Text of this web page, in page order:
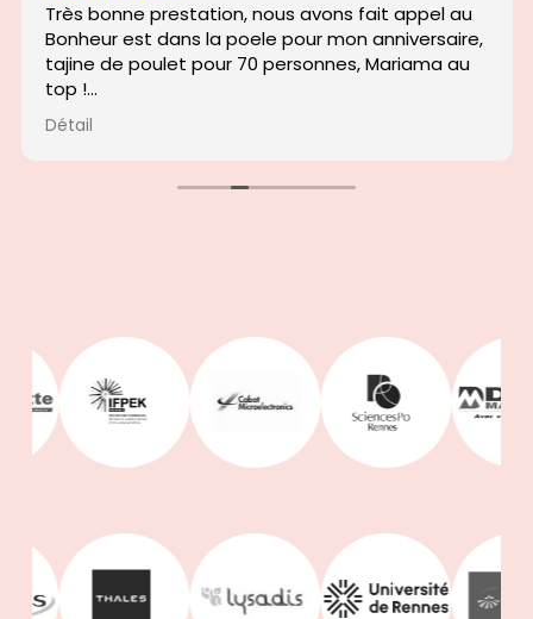
Très bonne prestation, nous avons fait appel au
Bonheur est dans la poele pour mon anniversaire,
tajine de poulet pour 70 personnes, Mariama au
top !
Sourire, cuisine
Tres bon plat, je vous reconctacterai surement
Détail